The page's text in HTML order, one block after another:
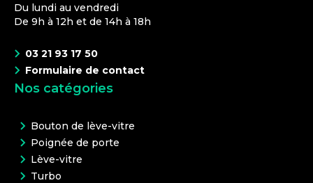
Du lundi au vendredi
De 9h à 12h et de 14h à 18h
03 21 93 17 50
Formulaire de contact
Nos catégories
Bouton de lève-vitre
Poignée de porte
Lève-vitre
Turbo